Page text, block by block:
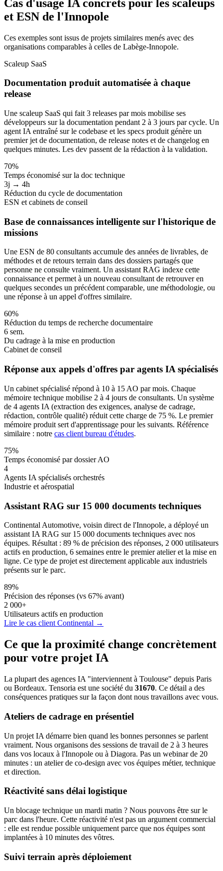
Cas d'usage IA concrets pour les scaleups
et ESN de l'Innopole
Ces exemples sont issus de projets similaires menés avec des
organisations comparables à celles de Labège-Innopole.
Scaleup SaaS
Documentation produit automatisée à chaque
release
Une scaleup SaaS qui fait 3 releases par mois mobilise ses
développeurs sur la documentation pendant 2 à 3 jours par cycle. Un
agent IA entraîné sur le codebase et les specs produit génère un
premier jet de documentation, de release notes et de changelog en
quelques minutes. Les dev passent de la rédaction à la validation.
70%
Temps économisé sur la doc technique
3j → 4h
Réduction du cycle de documentation
ESN et cabinets de conseil
Base de connaissances intelligente sur l'historique de
missions
Une ESN de 80 consultants accumule des années de livrables, de
méthodes et de retours terrain dans des dossiers partagés que
personne ne consulte vraiment. Un assistant RAG indexe cette
connaissance et permet à un nouveau consultant de retrouver en
quelques secondes un précédent comparable, une méthodologie, ou
une réponse à un appel d'offres similaire.
60%
Réduction du temps de recherche documentaire
6 sem.
Du cadrage à la mise en production
Cabinet de conseil
Réponse aux appels d'offres par agents IA spécialisés
Un cabinet spécialisé répond à 10 à 15 AO par mois. Chaque
mémoire technique mobilise 2 à 4 jours de consultants. Un système
de 4 agents IA (extraction des exigences, analyse de cadrage,
rédaction, contrôle qualité) réduit cette charge de 75 %. Le premier
mémoire produit sert d'apprentissage pour les suivants. Référence
similaire : notre cas client bureau d'études.
75%
Temps économisé par dossier AO
4
Agents IA spécialisés orchestrés
Industrie et aérospatial
Assistant RAG sur 15 000 documents techniques
Continental Automotive, voisin direct de l'Innopole, a déployé un
assistant IA RAG sur 15 000 documents techniques avec nos
équipes. Résultat : 89 % de précision des réponses, 2 000 utilisateurs
actifs en production, 6 semaines entre le premier atelier et la mise en
ligne. Ce type de projet est directement applicable aux industriels
présents sur le parc.
89%
Précision des réponses (vs 67% avant)
2 000+
Utilisateurs actifs en production
Lire le cas client Continental →
Ce que la proximité change concrètement
pour votre projet IA
La plupart des agences IA "interviennent à Toulouse" depuis Paris
ou Bordeaux. Tensoria est une société du 31670. Ce détail a des
conséquences pratiques sur la façon dont nous travaillons avec vous.
Ateliers de cadrage en présentiel
Un projet IA démarre bien quand les bonnes personnes se parlent
vraiment. Nous organisons des sessions de travail de 2 à 3 heures
dans vos locaux à l'Innopole ou à Diagora. Pas un webinar de 20
minutes : un atelier de co-design avec vos équipes métier, technique
et direction.
Réactivité sans délai logistique
Un blocage technique un mardi matin ? Nous pouvons être sur le
parc dans l'heure. Cette réactivité n'est pas un argument commercial
: elle est rendue possible uniquement parce que nos équipes sont
implantées à 10 minutes des vôtres.
Suivi terrain après déploiement